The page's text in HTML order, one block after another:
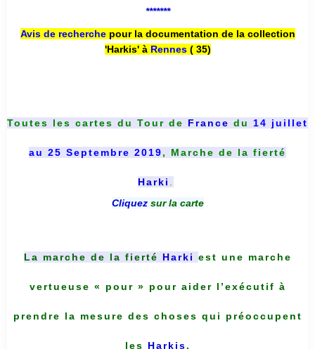
*******
Avis de recherche pour la documentation de la collection
'Harkis' à Rennes( 35)
Toutes les cartes du Tour de France du 14 juillet
au 25 Septembre 2019, Marche de la fierté
Harki
Cliquez sur la carte
La marche de la fierté Harki est une marche
vertueuse « pour » pour aider l’exécutif à
prendre la mesure des choses qui préoccupent
les Harkis.